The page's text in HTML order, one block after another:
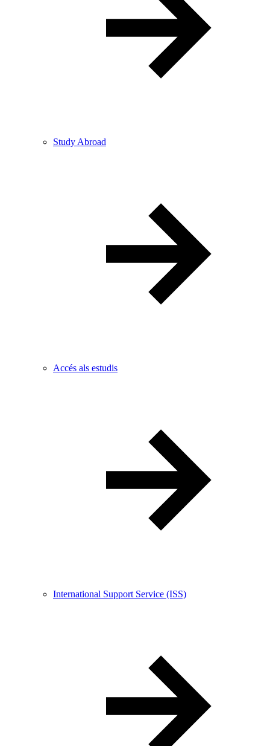
Study Abroad
Accés als estudis
International Support Service (ISS)